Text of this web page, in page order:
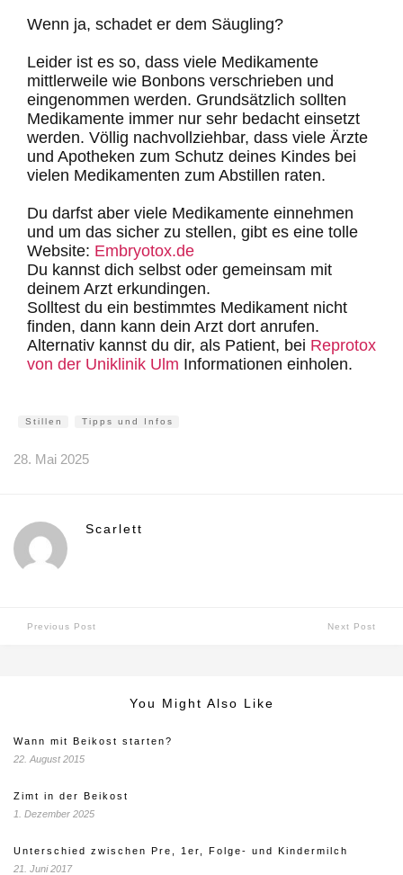
Wenn ja, schadet er dem Säugling?
Leider ist es so, dass viele Medikamente
mittlerweile wie Bonbons verschrieben und
eingenommen werden. Grundsätzlich sollten
Medikamente immer nur sehr bedacht einsetzt
werden. Völlig nachvollziehbar, dass viele Ärzte
und Apotheken zum Schutz deines Kindes bei
vielen Medikamenten zum Abstillen raten.
Du darfst aber viele Medikamente einnehmen
und um das sicher zu stellen, gibt es eine tolle
Website: Embryotox.de
Du kannst dich selbst oder gemeinsam mit
deinem Arzt erkundingen.
Solltest du ein bestimmtes Medikament nicht
finden, dann kann dein Arzt dort anrufen.
Alternativ kannst du dir, als Patient, bei Reprotox
von der Uniklinik Ulm Informationen einholen.
Stillen Tipps und Infos
28. Mai 2025
Scarlett
Previous Post Next Post
You Might Also Like
Wann mit Beikost starten?
22. August 2015
Zimt in der Beikost
1. Dezember 2025
Unterschied zwischen Pre, 1er, Folge- und Kindermilch
21. Juni 2017